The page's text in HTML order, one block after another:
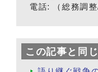
電話: （総務調
この記事と同